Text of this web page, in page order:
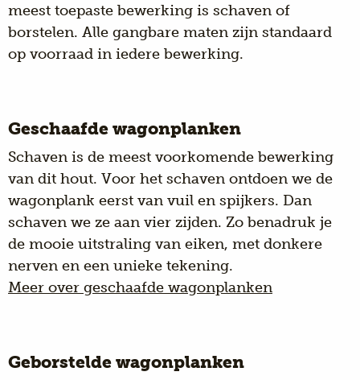
meest toepaste bewerking is schaven of
borstelen. Alle gangbare maten zijn standaard
op voorraad in iedere bewerking.
Geschaafde wagonplanken
Schaven is de meest voorkomende bewerking
van dit hout. Voor het schaven ontdoen we de
wagonplank eerst van vuil en spijkers. Dan
schaven we ze aan vier zijden. Zo benadruk je
de mooie uitstraling van eiken, met donkere
nerven en een unieke tekening.
Meer over geschaafde wagonplanken
Geborstelde wagonplanken